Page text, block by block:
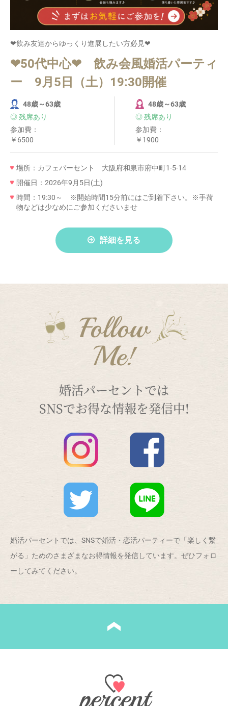
❤飲み友達からゆっくり進展したい方必見❤
❤50代中心❤ 飲み会風婚活パーティ
ー 9月5日（土）19:30開催
48歳～63歳
◎ 残席あり
参加費：
￥6500
48歳～63歳
◎ 残席あり
参加費：
￥1900
場所：カフェパーセント 大阪府和泉市府中町1-5-14
開催日：2026年9月5日(土)
時間：19:30～ ※開始時間15分前にはご到着下さい。※手荷
物などは少なめにご参加くださいませ
詳細を見る
Follow
Me!
婚活パーセントでは
SNSでお得な情報を発信中!
婚活パーセントでは、SNSで婚活・恋活パーティーで「楽しく繋
がる」ためのさまざまなお得情報を発信しています。ぜひフォロ
ーしてみてください。